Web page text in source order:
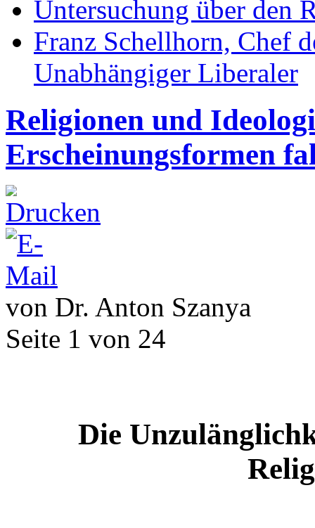
Untersuchung über den
Franz Schellhorn, Chef
Unabhängiger Liberaler
Religionen und
Erscheinungsformen
von Dr. Anton Szanya
Seite 1 von 24
Die